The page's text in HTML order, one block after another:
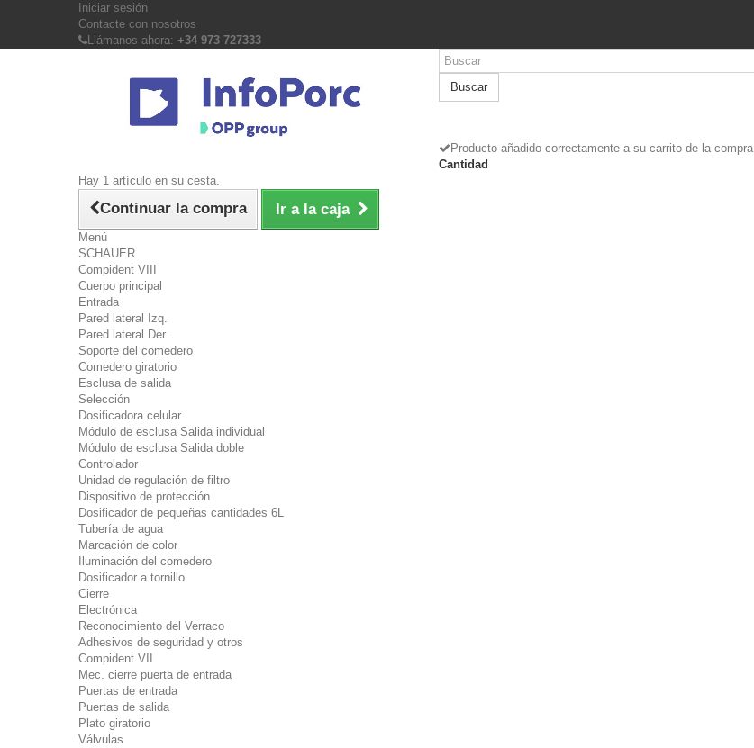
Iniciar sesión
Contacte con nosotros
Llámanos ahora: +34 973 727333
Buscar
Producto añadido correctamente a su carrito de la compra
Cantidad
Hay 1 artículo en su cesta.
Continuar la compra Ir a la caja
Menú
SCHAUER
Compident VIII
Cuerpo principal
Entrada
Pared lateral Izq.
Pared lateral Der.
Soporte del comedero
Comedero giratorio
Esclusa de salida
Selección
Dosificadora celular
Módulo de esclusa Salida individual
Módulo de esclusa Salida doble
Controlador
Unidad de regulación de filtro
Dispositivo de protección
Dosificador de pequeñas cantidades 6L
Tubería de agua
Marcación de color
Iluminación del comedero
Dosificador a tornillo
Cierre
Electrónica
Reconocimiento del Verraco
Adhesivos de seguridad y otros
Compident VII
Mec. cierre puerta de entrada
Puertas de entrada
Puertas de salida
Plato giratorio
Válvulas